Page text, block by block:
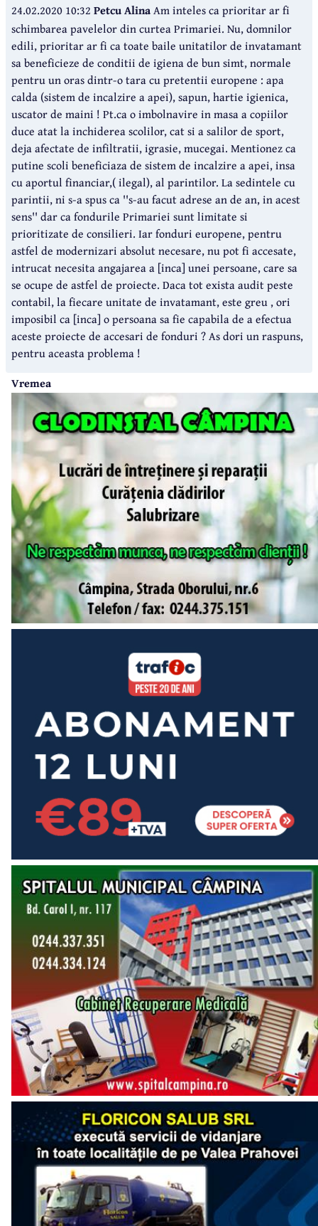
24.02.2020 10:32 Petcu AlinaAm inteles ca prioritar ar fi
schimbarea pavelelor din curtea Primariei. Nu, domnilor
edili, prioritar ar fi ca toate baile unitatilor de invatamant
sa beneficieze de conditii de igiena de bun simt, normale
pentru un oras dintr-o tara cu pretentii europene : apa
calda (sistem de incalzire a apei), sapun, hartie igienica,
uscator de maini ! Pt.ca o imbolnavire in masa a copiilor
duce atat la inchiderea scolilor, cat si a salilor de sport,
deja afectate de infiltratii, igrasie, mucegai. Mentionez ca
putine scoli beneficiaza de sistem de incalzire a apei, insa
cu aportul financiar,( ilegal), al parintilor. La sedintele cu
parintii, ni s-a spus ca ''s-au facut adrese an de an, in acest
sens'' dar ca fondurile Primariei sunt limitate si
prioritizate de consilieri. Iar fonduri europene, pentru
astfel de modernizari absolut necesare, nu pot fi accesate,
intrucat necesita angajarea a [inca] unei persoane, care sa
se ocupe de astfel de proiecte. Daca tot exista audit peste
contabil, la fiecare unitate de invatamant, este greu , ori
imposibil ca [inca] o persoana sa fie capabila de a efectua
aceste proiecte de accesari de fonduri ? As dori un raspuns,
pentru aceasta problema !
Vremea